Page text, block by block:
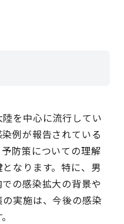
を中心に流行してい
例が報告されている
防策についての理解
なります。特に、男
の感染拡大の背景や
実施は、今後の感染